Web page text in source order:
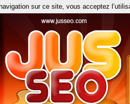
sur ce site, vous acceptez